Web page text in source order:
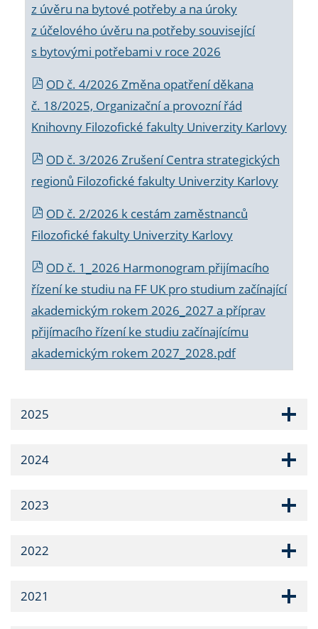
z úvěru na bytové potřeby a na úroky
z účelového úvěru na potřeby související
s bytovými potřebami v roce 2026
OD č. 4/2026 Změna opatření děkana
č. 18/2025, Organizační a provozní řád
Knihovny Filozofické fakulty Univerzity Karlovy
OD č. 3/2026 Zrušení Centra strategických
regionů Filozofické fakulty Univerzity Karlovy
OD č. 2/2026 k cestám zaměstnanců
Filozofické fakulty Univerzity Karlovy
OD č. 1_2026 Harmonogram přijímacího
řízení ke studiu na FF UK pro studium začínající
akademickým rokem 2026_2027 a příprav
přijímacího řízení ke studiu začínajícímu
akademickým rokem 2027_2028.pdf
2025
2024
2023
2022
2021